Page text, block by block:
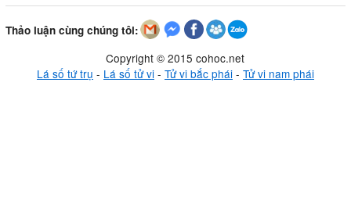
Thảo luận cùng chúng tôi:
Copyright © 2015 cohoc.net
Lá số tứ trụ - Lá số tử vi- Tử vi bắc phái- Tử vi nam phái